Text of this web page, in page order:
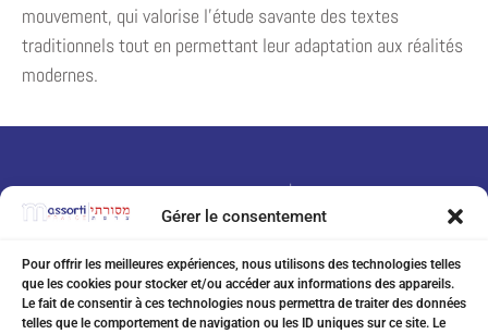
Gérer le consentement
Pour offrir les meilleures expériences, nous utilisons des technologies telles
que les cookies pour stocker et/ou accéder aux informations des appareils.
Le fait de consentir à ces technologies nous permettra de traiter des données
telles que le comportement de navigation ou les ID uniques sur ce site. Le
mouvement, qui valorise l’étude savante des textes
traditionnels tout en permettant leur adaptation aux réalités
modernes.
07 75 76 20 97